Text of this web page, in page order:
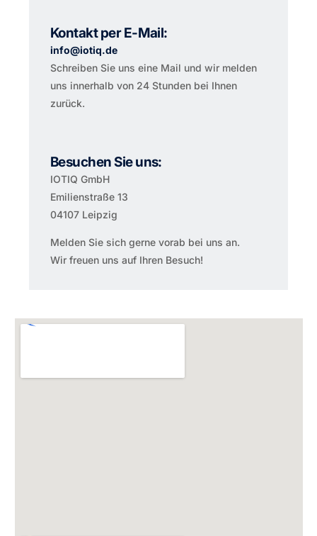
Kontakt per E-Mail:
info@iotiq.de
Schreiben Sie uns eine Mail und wir melden
uns innerhalb von 24 Stunden bei Ihnen
zurück.
Besuchen Sie uns:
IOTIQ GmbH
Emilienstraße 13
04107 Leipzig
Melden Sie sich gerne vorab bei uns an.
Wir freuen uns auf Ihren Besuch!